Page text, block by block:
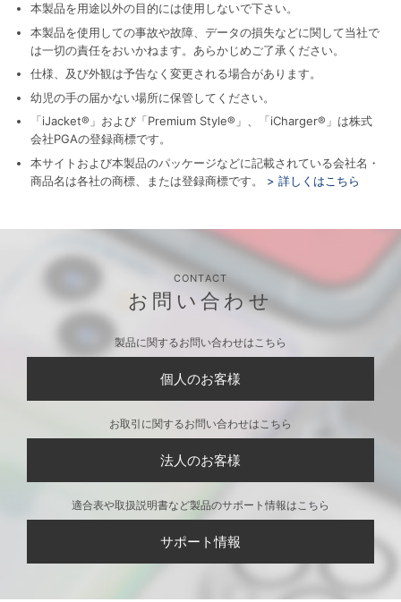
本製品を用途以外の目的には使用しないで下さい。
本製品を使用しての事故や故障、データの損失などに関して当社で
は一切の責任をおいかねます。あらかじめご了承ください。
仕様、及び外観は予告なく変更される場合があります。
幼児の手の届かない場所に保管してください。
「iJacket®」および「Premium Style®」、「iCharger®」は株式
会社PGAの登録商標です。
本サイトおよび本製品のパッケージなどに記載されている会社名・
商品名は各社の商標、または登録商標です。
> 詳しくはこちら
CONTACT
お問い合わせ
製品に関するお問い合わせはこちら
個人のお客様
お取引に関するお問い合わせはこちら
法人のお客様
適合表や取扱説明書など製品のサポート情報はこちら
サポート情報